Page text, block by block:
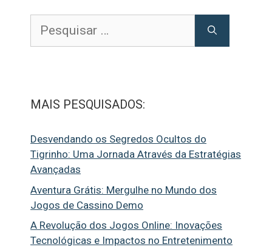
por:
MAIS PESQUISADOS:
Desvendando os Segredos Ocultos do
Tigrinho: Uma Jornada Através da Estratégias
Avançadas
Aventura Grátis: Mergulhe no Mundo dos
Jogos de Cassino Demo
A Revolução dos Jogos Online: Inovações
Tecnológicas e Impactos no Entretenimento